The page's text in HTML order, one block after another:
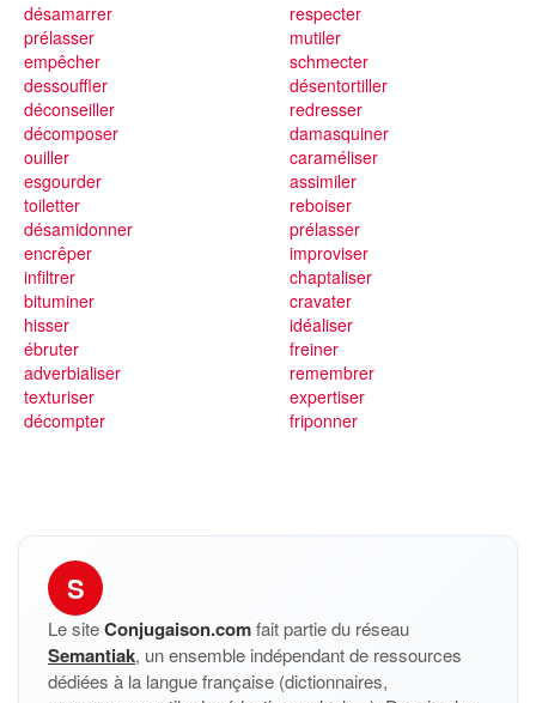
désamarrer
prélasser
empêcher
dessouffler
déconseiller
décomposer
ouiller
esgourder
toiletter
respecter
mutiler
schmecter
désentortiller
redresser
damasquiner
caraméliser
assimiler
reboiser
désamidonner
encrêper
infiltrer
bituminer
hisser
ébruter
adverbialiser
texturiser
décompter
prélasser
improviser
chaptaliser
cravater
idéaliser
freiner
remembrer
expertiser
friponner
S
Le siteConjugaison.comfait partie du réseau
Semantiak, un ensemble indépendant de ressources
dédiées à la langue française (dictionnaires,